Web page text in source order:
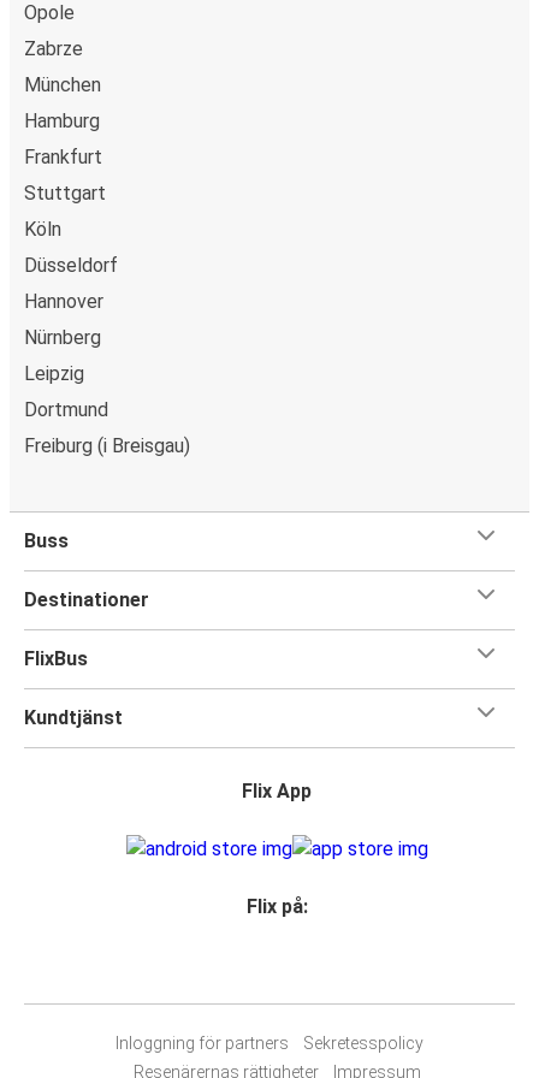
kort, Swish, PayPal, Google Pay och Apple Pay. N/A.
Opole
Zabrze
München
Hamburg
Frankfurt
Stuttgart
Köln
Düsseldorf
Hannover
Nürnberg
Leipzig
Dortmund
Freiburg (i Breisgau)
Buss
Destinationer
FlixBus
Kundtjänst
Flix App
Flix på:
Inloggning för partners
Sekretesspolicy
Resenärernas rättigheter
Impressum